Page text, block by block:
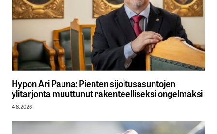
Hypon Ari Pauna: Pienten sijoitusasuntojen
ylitarjonta muuttunut rakenteelliseksi ongelmaksi
4.8.2026